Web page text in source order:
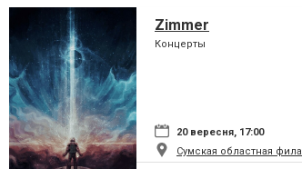
Zimmer
Концерты
20 вересня, 17:00
Сумская областная